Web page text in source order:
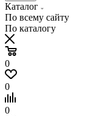
Каталог
По всему сайту
По каталогу
0
0
0